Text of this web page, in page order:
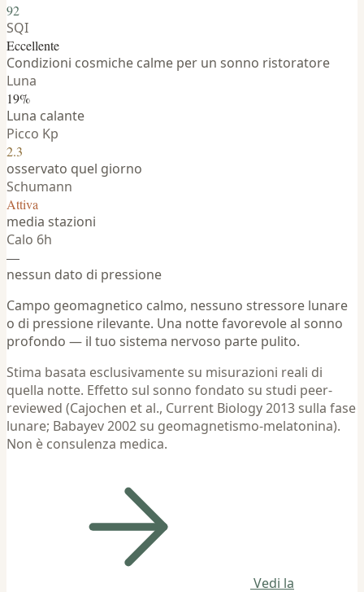
92
SQI
Eccellente
Condizioni cosmiche calme per un sonno ristoratore
Luna
19%
Luna calante
Picco Kp
2.3
osservato quel giorno
Schumann
Attiva
media stazioni
Calo 6h
—
nessun dato di pressione
Campo geomagnetico calmo, nessuno stressore lunare
o di pressione rilevante. Una notte favorevole al sonno
profondo — il tuo sistema nervoso parte pulito.
Stima basata esclusivamente su misurazioni reali di
quella notte. Effetto sul sonno fondato su studi peer-
reviewed (Cajochen et al., Current Biology 2013 sulla fase
lunare; Babayev 2002 su geomagnetismo-melatonina).
Non è consulenza medica.
Vedi la